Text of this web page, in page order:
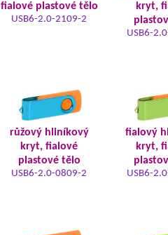
fialové plastové tělo
USB6-2.0-2109-2
kryt,
USB6-
růžový hliníkový
kryt, fialové
plastové tělo
USB6-2.0-0809-2
fialový
kryt,
USB6-